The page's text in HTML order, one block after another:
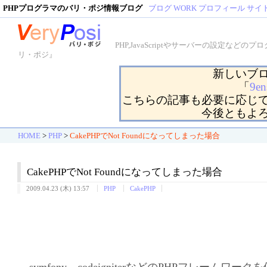
PHPプログラマのバリ・ポジ情報ブログ ブログ WORK プロフィール サイ
PHP,JavaScriptやサーバーの設定などのプ
リ・ポジ』
新しいブ
「
こちらの記事も必要に応じ
今後ともよ
HOME > PHP > CakePHPでNot Foundになってしまった場合
CakePHPでNot Foundになってしまった場合
2009.04.23 (木) 13:57 PHP CakePHP